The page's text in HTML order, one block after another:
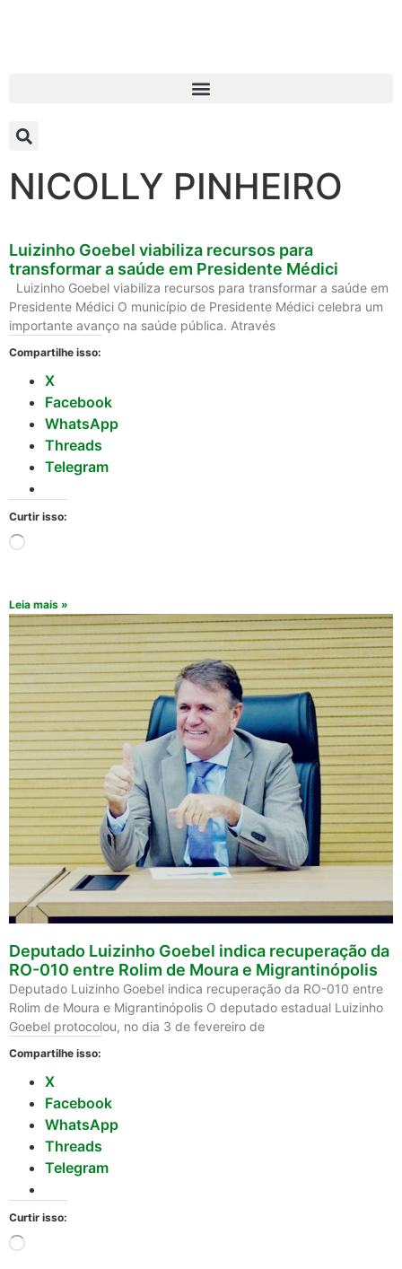
NICOLLY PINHEIRO
Luizinho Goebel viabiliza recursos para
transformar a saúde em Presidente Médici
Luizinho Goebel viabiliza recursos para transformar a saúde em
Presidente Médici O município de Presidente Médici celebra um
importante avanço na saúde pública. Através
Compartilhe isso:
X
Facebook
WhatsApp
Threads
Telegram
Curtir isso:
Leia mais »
Deputado Luizinho Goebel indica recuperação da
RO-010 entre Rolim de Moura e Migrantinópolis
Deputado Luizinho Goebel indica recuperação da RO-010 entre
Rolim de Moura e Migrantinópolis O deputado estadual Luizinho
Goebel protocolou, no dia 3 de fevereiro de
Compartilhe isso:
X
Facebook
WhatsApp
Threads
Telegram
Curtir isso: